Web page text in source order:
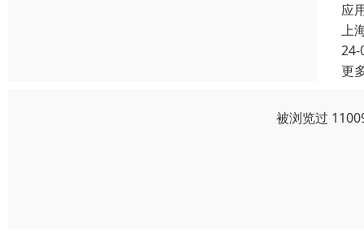
应
上
24-
更
被浏览过